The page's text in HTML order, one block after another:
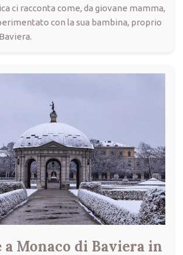
ci racconta come, da giovane mamma,
con la sua bambina, proprio
a Monaco di Baviera in